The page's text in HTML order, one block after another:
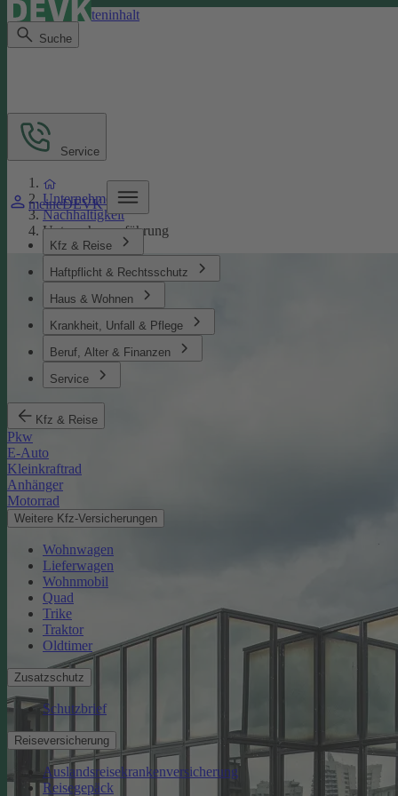
Direkt zum Seiteninhalt
Suche
meineDEVK
Kfz & Reise
Haftpflicht & Rechtsschutz
Haus & Wohnen
Krankheit, Unfall & Pflege
Beruf, Alter & Finanzen
Service
Kfz & Reise
Pkw
E-Auto
Kleinkraftrad
Anhänger
Motorrad
Weitere Kfz-Versicherungen
Wohnwagen
Lieferwagen
Wohnmobil
Quad
Trike
Traktor
Oldtimer
Zusatzschutz
Schutzbrief
Reiseversicherung
Auslandsreisekrankenversicherung
Reisegepäck
Service
Unternehmen
Nachhaltigkeit
Unternehmensführung